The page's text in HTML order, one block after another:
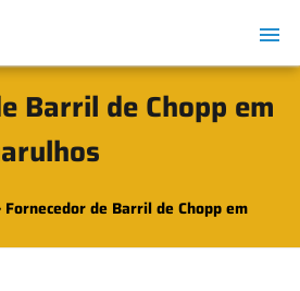
Barril de Chopp em
Fornecedor de Barril de Chopp em